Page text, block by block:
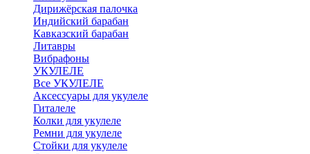
Дирижёрская палочка
Индийский барабан
Кавказский барабан
Литавры
Вибрафоны
УКУЛЕЛЕ
Все УКУЛЕЛЕ
Аксессуары для укулеле
Гиталеле
Колки для укулеле
Ремни для укулеле
Стойки для укулеле